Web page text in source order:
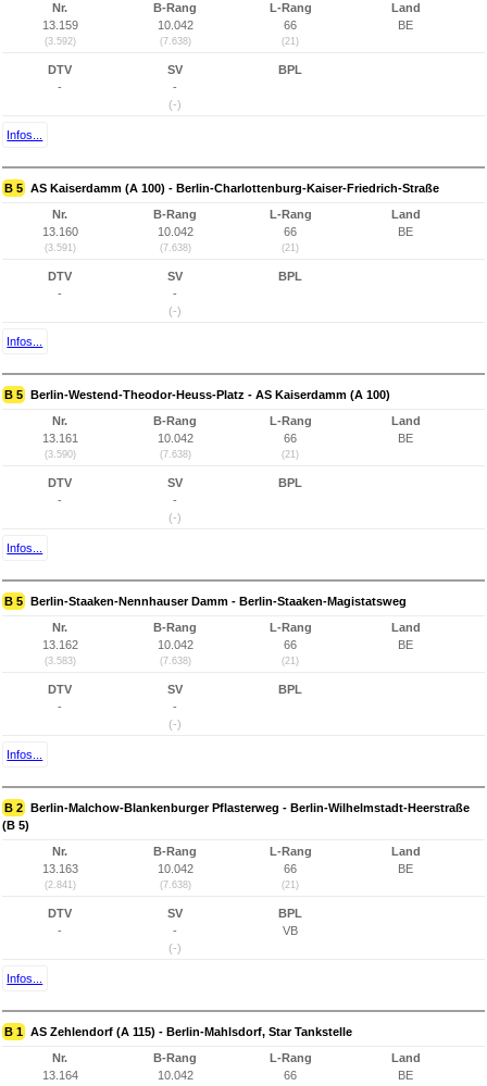
Nr.
13.159
(3.592)
B-Rang
10.042
(7.638)
L-Rang
66
(21)
Land
BE
DTV
-
SV
-
(-)
BPL
Infos...
B 5 AS Kaiserdamm (A 100) - Berlin-Charlottenburg-Kaiser-Friedrich-Straße
Nr.
13.160
(3.591)
B-Rang
10.042
(7.638)
L-Rang
66
(21)
Land
BE
DTV
-
SV
-
(-)
BPL
Infos...
B 5 Berlin-Westend-Theodor-Heuss-Platz - AS Kaiserdamm (A 100)
Nr.
13.161
(3.590)
B-Rang
10.042
(7.638)
L-Rang
66
(21)
Land
BE
DTV
-
SV
-
(-)
BPL
Infos...
B 5 Berlin-Staaken-Nennhauser Damm - Berlin-Staaken-Magistatsweg
Nr.
13.162
(3.583)
B-Rang
10.042
(7.638)
L-Rang
66
(21)
Land
BE
DTV
-
SV
-
(-)
BPL
Infos...
B 2 Berlin-Malchow-Blankenburger Pflasterweg - Berlin-Wilhelmstadt-Heerstraße
(B 5)
Nr.
13.163
(2.841)
B-Rang
10.042
(7.638)
L-Rang
66
(21)
Land
BE
DTV
-
SV
-
(-)
BPL
VB
Infos...
B 1 AS Zehlendorf (A 115) - Berlin-Mahlsdorf, Star Tankstelle
Nr.
13.164
B-Rang
10.042
L-Rang
66
Land
BE